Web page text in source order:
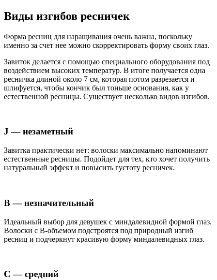
Виды изгибов ресничек
Форма ресниц для наращивания очень важна, поскольку
именно за счет нее можно скорректировать форму своих глаз.
Завиток делается с помощью специального оборудования под
воздействием высоких температур. В итоге получается одна
ресничка длиной около 7 см, которая потом разрезается и
шлифуется, чтобы кончик был тоньше основания, как у
естественной ресницы. Существует несколько видов изгибов.
J — незаметный
Завитка практически нет: волоски максимально напоминают
естественные ресницы. Подойдет для тех, кто хочет получить
натуральный эффект и повысить густоту ресничек.
В — незначительный
Идеальный выбор для девушек с миндалевидной формой глаз.
Волоски с B-объемом подстроятся под природный изгиб
ресниц и подчеркнут красивую форму миндалевидных глаз.
С — средний